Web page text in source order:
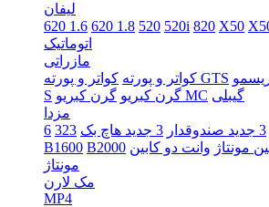
لیفان
620 1.6 620 1.8 520 520i 820 X50
اتوماتیک
مازراتی
کواتر و پورته کواتر و پورته GTS
S
گرن کبریو گرن کبریو MC گیبلی
مزدا
3 جدید صندوقدار 3 جدید هاچ بک 323
6
B1600 B2000 مونتاژ وانت دو کابین
مونتاژ
مک لارن
MP4